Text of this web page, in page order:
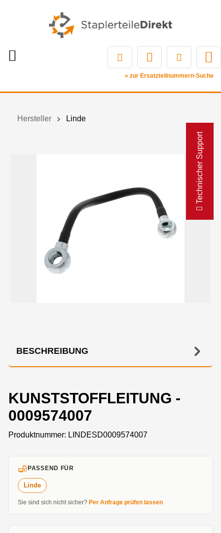
Technischer Support
» zur Ersatzteilnummern-Suche
Hersteller Linde
BESCHREIBUNG
KUNSTSTOFFLEITUNG -
0009574007
Produktnummer: LINDESD0009574007
PASSEND FÜR
Linde
Sie sind sich nicht sicher? Per Anfrage prüfen lassen